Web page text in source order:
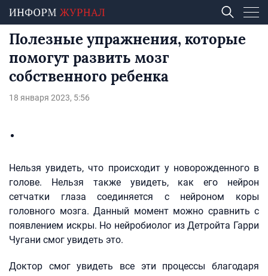
Полезные упражнения, которые
помогут развить мозг
собственного ребенка
18 января 2023, 5:56
Нельзя увидеть, что происходит у новорожденного в
голове. Нельзя также увидеть, как его нейрон
сетчатки глаза соединяется с нейроном коры
головного мозга. Данный момент можно сравнить с
появлением искры. Но нейробиолог из Детройта Гарри
Чугани смог увидеть это.
Доктор смог увидеть все эти процессы благодаря